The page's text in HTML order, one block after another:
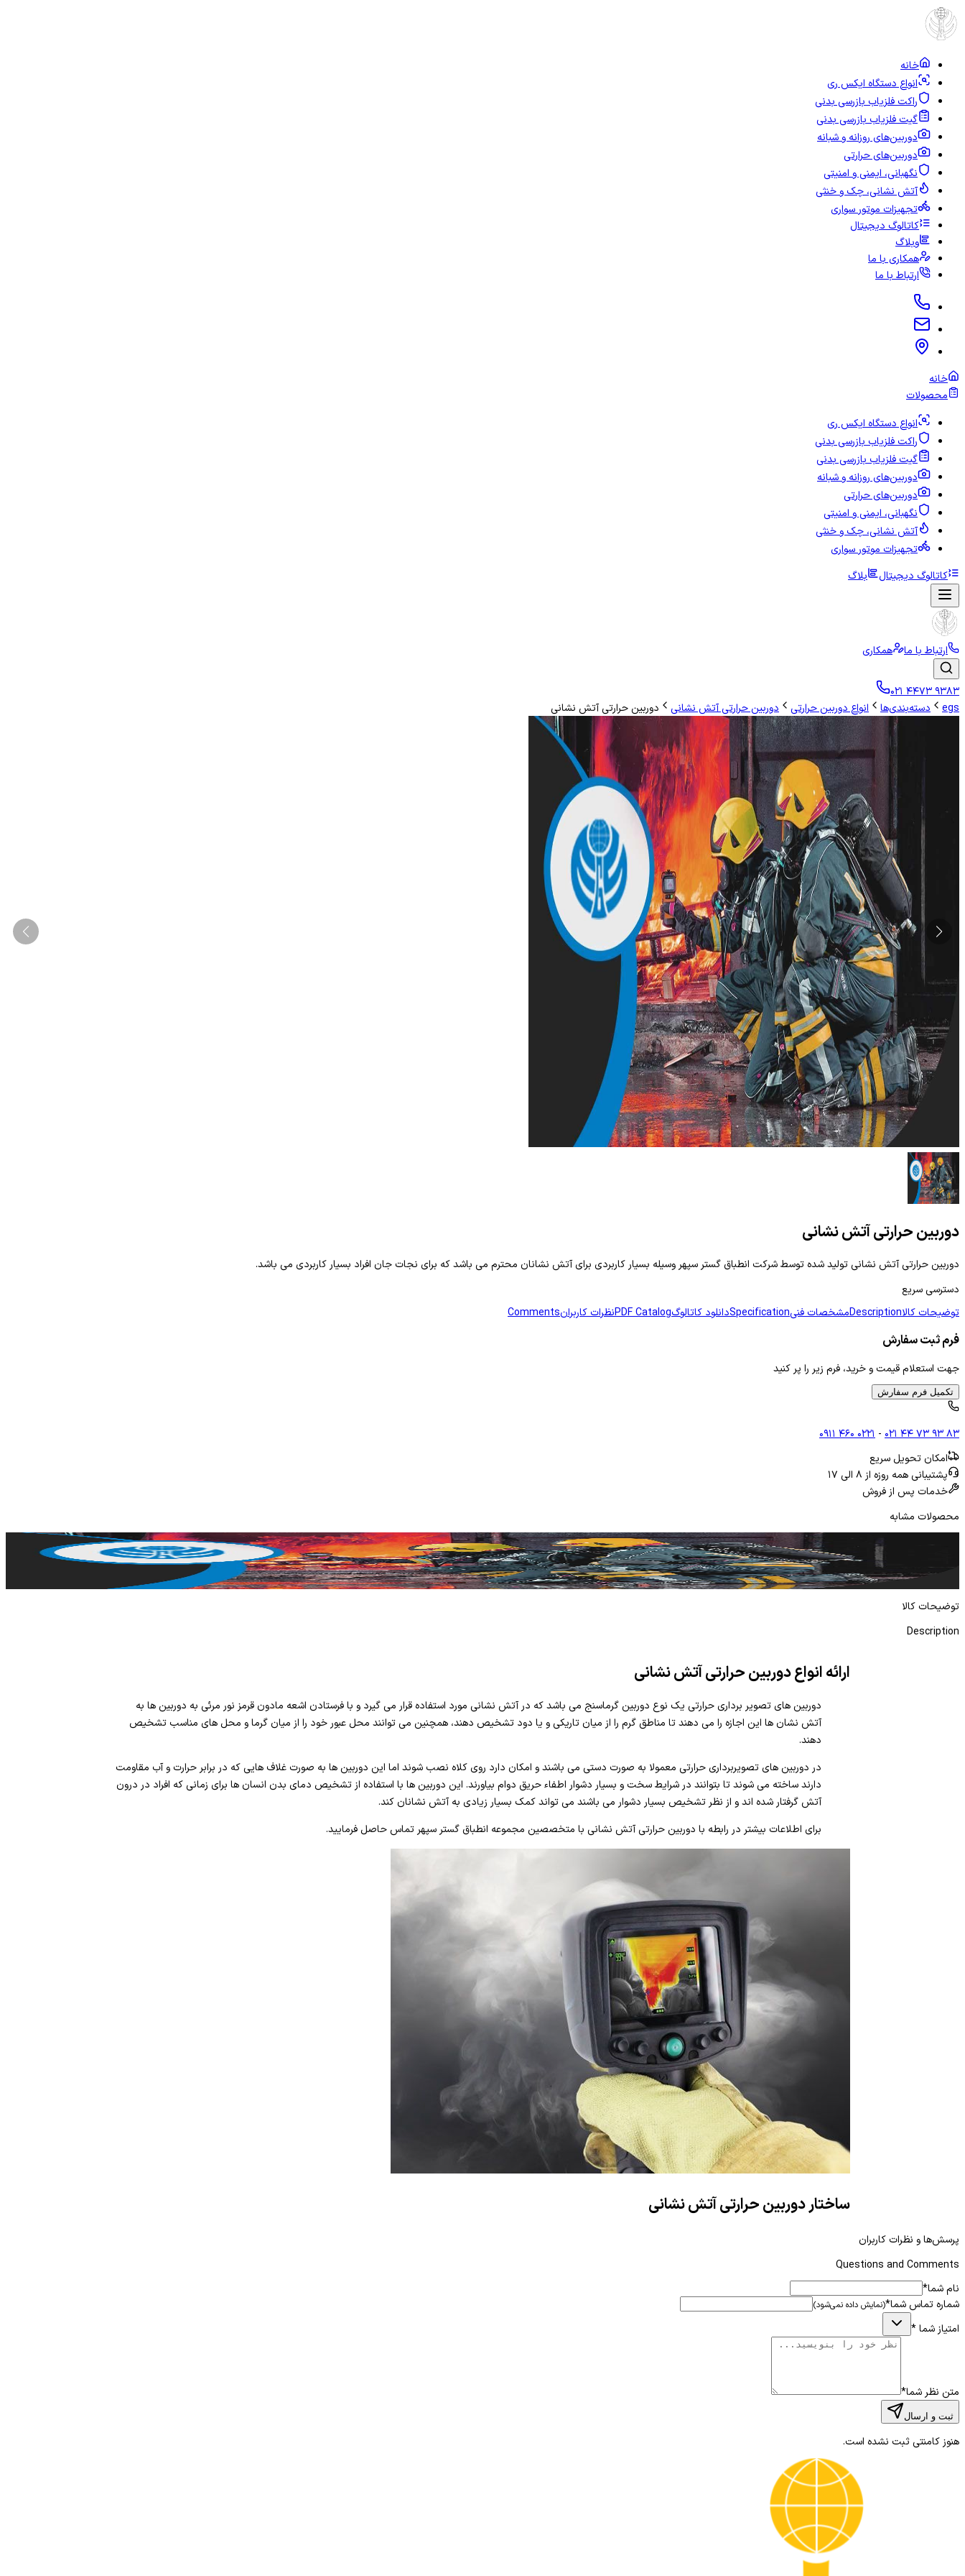
خانه
انواع دستگاه ایکس ری
راکت فلزیاب بازرسی بدنی
گیت فلزیاب بازرسی بدنی
دوربین‌های روزانه و شبانه
دوربین‌های حرارتی
نگهبانی، ایمنی و امنیتی
آتش نشانی، چک و خنثی
تجهیزات موتور سواری
کاتالوگ دیجیتال
وبلاگ
همکاری با ما
ارتباط با ما
خانه
محصولات
انواع دستگاه ایکس ری
راکت فلزیاب بازرسی بدنی
گیت فلزیاب بازرسی بدنی
دوربین‌های روزانه و شبانه
دوربین‌های حرارتی
نگهبانی، ایمنی و امنیتی
آتش نشانی، چک و خنثی
تجهیزات موتور سواری
کاتالوگ دیجیتال
بلاگ
ارتباط با ما همکاری
۰۲۱ ۴۴۷۳ ۹۳۸۳
egs
دسته‌بندی‌ها انواع دوربین حرارتی دوربین حرارتی آتش نشانی دوربین حرارتی آتش نشانی
دوربین حرارتی آتش نشانی
دوربین حرارتی آتش نشانی تولید شده توسط شرکت انطباق گستر سپهر وسیله بسیار کاربردی برای آتش نشانان محترم می باشد که برای نجات جان افراد بسیار کاربردی می باشد.
دسترسی سریع
توضیحات کالاDescriptionمشخصات فنیSpecificationدانلود کاتالوگPDF Catalogنظرات کاربرانComments
فرم ثبت سفارش
جهت استعلام قیمت و خرید، فرم زیر را پر کنید
تکمیل فرم سفارش
۰۲۱ ۴۴ ۷۳ ۹۳ ۸۳ - ۰۹۱۱ ۴۶۰ ۰۲۲۱
امکان تحویل سریع
پشتیبانی همه روزه از ۸ الی ۱۷
خدمات پس از فروش
محصولات مشابه
دوربین حرارتی آتش نشانی
ادامه مطلب
توضیحات کالا
Description
ارائه انواع دوربین حرارتی آتش نشانی
دوربین های تصویر برداری حرارتی یک نوع دوربین گرماسنج می باشد که در آتش نشانی مورد استفاده قرار می گیرد و با فرستادن اشعه مادون قرمز نور مرئی به دوربین ها به
آتش نشان ها این اجازه را می دهند تا مناطق گرم را از میان تاریکی و یا دود تشخیص دهند، همچنین می توانند محل عبور خود را از میان گرما و محل های مناسب تشخیص
دهند.
در دوربین های تصویربرداری حرارتی معمولا به صورت دستی می باشند و امکان دارد روی کلاه نصب شوند اما این دوربین ها به صورت غلاف هایی که در برابر حرارت و آب مقاومت
دارند ساخته می شوند تا بتوانند در شرایط سخت و بسیار دشوار اطفاء حریق دوام بیاورند. این دوربین ها با استفاده از تشخیص دمای بدن انسان ها برای زمانی که افراد در درون
آتش گرفتار شده اند و از نظر تشخیص بسیار دشوار می باشند می تواند کمک بسیار زیادی به آتش نشانان کند.
برای اطلاعات بیشتر در رابطه با دوربین حرارتی آتش نشانی با متخصصین مجموعه انطباق گستر سپهر تماس حاصل فرمایید.
ساختار دوربین حرارتی آتش نشانی
دارای سیستم آشکار ساز
پردازش سیگنال
همه ی این اجزا با هم کار کرده تا اشعه مادون قرمز را دریافت کنند همانند آنچه از اجسام گرم و یا شعله ساطع می شود و آنها را در قالب نور مرئی ارائه می دهند.
اکثر دوربین های حرارتی قابلیت نصب بر روی کلاه را دارند چرا که که برای آتش نشانان نجات افراد بسیار حائز اهمیت میباشد، مزیت های بسیاری دارند یکی از آنها جا به جایی
راحت آن می باشد و به راحتی قابل دست به دست شدن می باشد. اکثر دوربین های حرارتی آتش نشانی مدل دستی می باشد.
کاربرد و موارد مصرف دوربین حرارتی آتش نشانی
پرسش‌ها و نظرات کاربران
Questions and Comments
نام شما*
شماره تماس شما*(نمایش داده نمی‌شود)
امتیاز شما*
متن نظر شما*
ثبت و ارسال
هنوز کامنتی ثبت نشده است.